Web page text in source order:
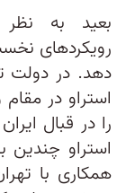
بعید به
رویکردهای
دهد. در دولت
استراو در مقام
را در قبال
استراو چندین
همکاری با